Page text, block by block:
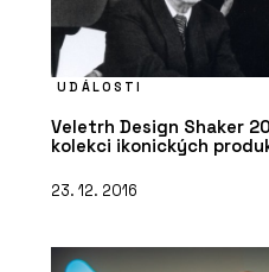
UDÁLOSTI
Veletrh Design Shaker
kolekci ikonických
23. 12. 2016